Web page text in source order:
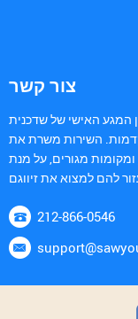
צור קשר
המגע האישי של שדכנית
השירות משרת את
מגורים, על מנת
212-866-0546